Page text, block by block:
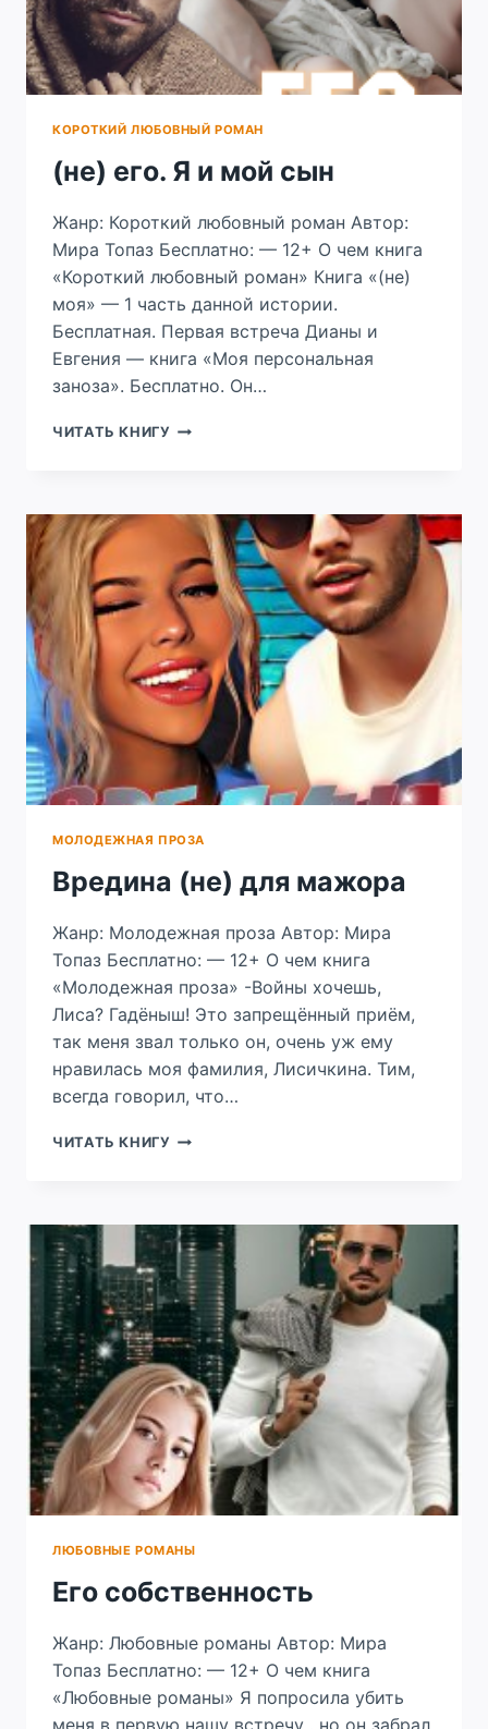
КОРОТКИЙ ЛЮБОВНЫЙ РОМАН
(не) его. Я и мой сын
Жанр: Короткий любовный роман Автор:
Мира Топаз Бесплатно: — 12+ О чем книга
«Короткий любовный роман» Книга «(не)
моя» — 1 часть данной истории.
Бесплатная. Первая встреча Дианы и
Евгения — книга «Моя персональная
заноза». Бесплатно. Он…
ЧИТАТЬ КНИГУ (НЕ)
МОЙ
СЫН
МОЛОДЕЖНАЯ ПРОЗА
Вредина (не) для мажора
Жанр: Молодежная проза Автор: Мира
Топаз Бесплатно: — 12+ О чем книга
«Молодежная проза» -Войны хочешь,
Лиса? Гадёныш! Это запрещённый приём,
так меня звал только он, очень уж ему
нравилась моя фамилия, Лисичкина. Тим,
всегда говорил, что…
ЧИТАТЬ КНИГУ ВРЕДИНА
ЛЮБОВНЫЕ РОМАНЫ
Его собственность
Жанр: Любовные романы Автор: Мира
Топаз Бесплатно: — 12+ О чем книга
«Любовные романы» Я попросила убить